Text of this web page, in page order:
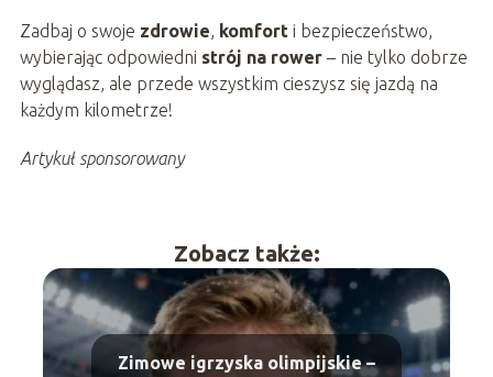
Zadbaj o swoje zdrowie, komforti bezpieczeństwo,
wybierając odpowiedni strój na rower– nie tylko dobrze
wyglądasz, ale przede wszystkim cieszysz się jazdą na
każdym kilometrze!
Artykuł sponsorowany
Zobacz także:
Zimowe igrzyska olimpijskie –